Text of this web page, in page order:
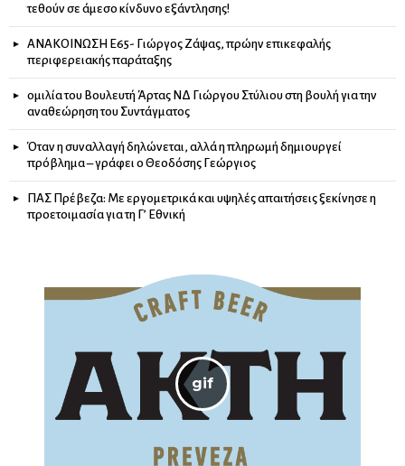
τεθούν σε άμεσο κίνδυνο εξάντλησης!
ΑΝΑΚΟΙΝΩΣΗ Ε65- Γιώργος Ζάψας, πρώην επικεφαλής
περιφερειακής παράταξης
ομιλία του Βουλευτή Άρτας ΝΔ Γιώργου Στύλιου στη βουλή για την
αναθεώρηση του Συντάγματος
Όταν η συναλλαγή δηλώνεται, αλλά η πληρωμή δημιουργεί
πρόβλημα – γράφει ο Θεοδόσης Γεώργιος
ΠΑΣ Πρέβεζα: Με εργομετρικά και υψηλές απαιτήσεις ξεκίνησε η
προετοιμασία για τη Γ’ Εθνική